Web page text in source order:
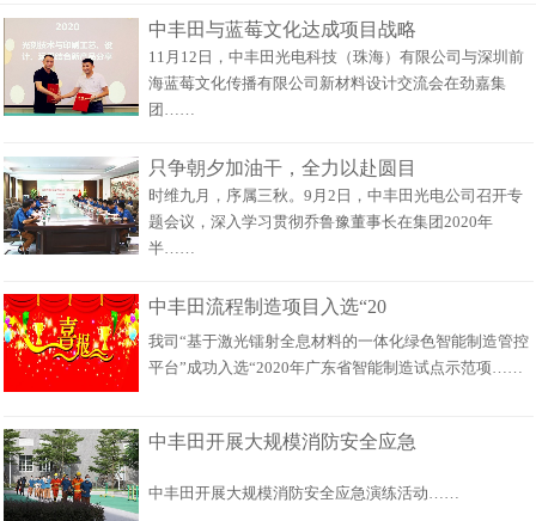
中丰田与蓝莓文化达成项目战略
11月12日，中丰田光电科技（珠海）有限公司与深圳前
海蓝莓文化传播有限公司新材料设计交流会在劲嘉集
团……
只争朝夕加油干，全力以赴圆目
时维九月，序属三秋。9月2日，中丰田光电公司召开专
题会议，深入学习贯彻乔鲁豫董事长在集团2020年
半……
中丰田流程制造项目入选“20
我司“基于激光镭射全息材料的一体化绿色智能制造管控
平台”成功入选“2020年广东省智能制造试点示范项……
中丰田开展大规模消防安全应急
中丰田开展大规模消防安全应急演练活动……